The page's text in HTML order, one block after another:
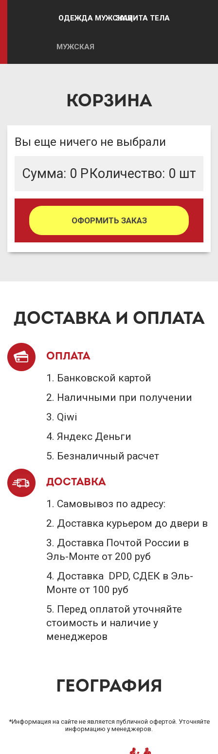
ОДЕЖДА
МУЖСКАЯ
ЗАЩИТА ТЕЛА
КОРЗИНА
Вы еще ничего не выбрали
Сумма: 0 РКоличество: 0 шт
ОФОРМИТЬ ЗАКАЗ
ДОСТАВКА И ОПЛАТА
ОПЛАТА
Банковской картой
Наличными при получении
Qiwi
Яндекс Деньги
Безналичный расчет
ДОСТАВКА
Самовывоз по адресу:
Доставка курьером до двери в
Доставка Почтой России в
Эль-Монте от 200 руб
Доставка DPD, СДЕК в Эль-
Монте от 100 руб
Перед оплатой уточняйте
стоимость и наличие у
менеджеров
ГЕОГРАФИЯ
*Информация на сайте не является публичной офертой. Уточняйте
информацию у менеджеров.